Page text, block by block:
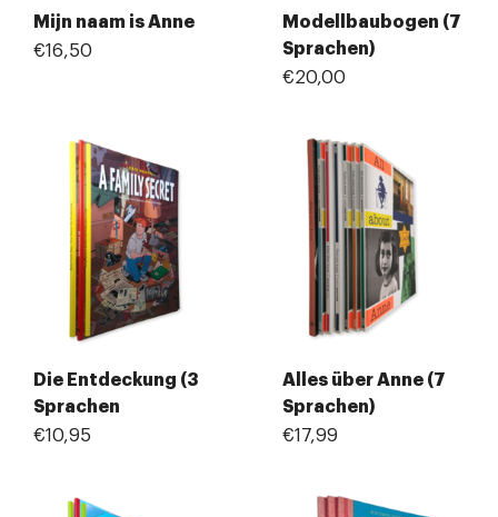
Mijn naam is Anne
€16,50
Modellbaubogen (7
Sprachen)
€20,00
Die Entdeckung (3
Sprachen
€10,95
Alles über Anne (7
Sprachen)
€17,99